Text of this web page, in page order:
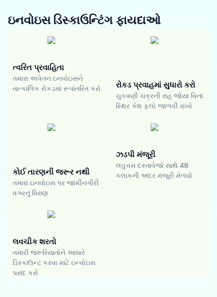
ઇનવોઇસ ડિસ્કાઉન્ટિંગ ફાયદાઓ
ત્વરિત પ્રવાહિતા
તમારા અવેતન ઇનવોઇસને
તાત્કાલિક રોકડમાં રૂપાંતરિત કરો
રોકડ પ્રવાહમાં સુધારો કરો
ચુકવણી ચક્રની રાહ જોયા વિના
સ્થિર કેશ ફ્લો જાળવી રાખો
કોઈ તારણની જરૂર નથી
તમારા ઇનવોઇસ પર જામીનગીરી
વગરનું ધિરાણ
ઝડપી મંજૂરી
લઘુત્તમ દસ્તાવેજો સાથે 48
કલાકની અંદર મંજૂરી મેળવો
લવચીક શરતો
તમારી જરૂરિયાતોને આધારે
ડિસ્કાઉન્ટ કરવા માટે ઇન્વોઇસ
પસંદ કરો